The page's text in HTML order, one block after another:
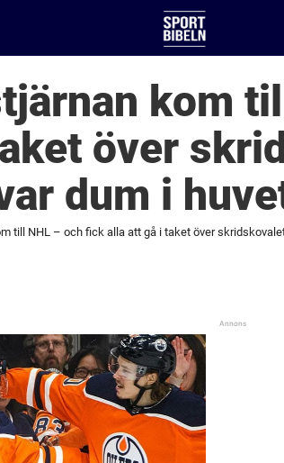
kom
över
dum i
till NHL – och fick alla att gå i taket över